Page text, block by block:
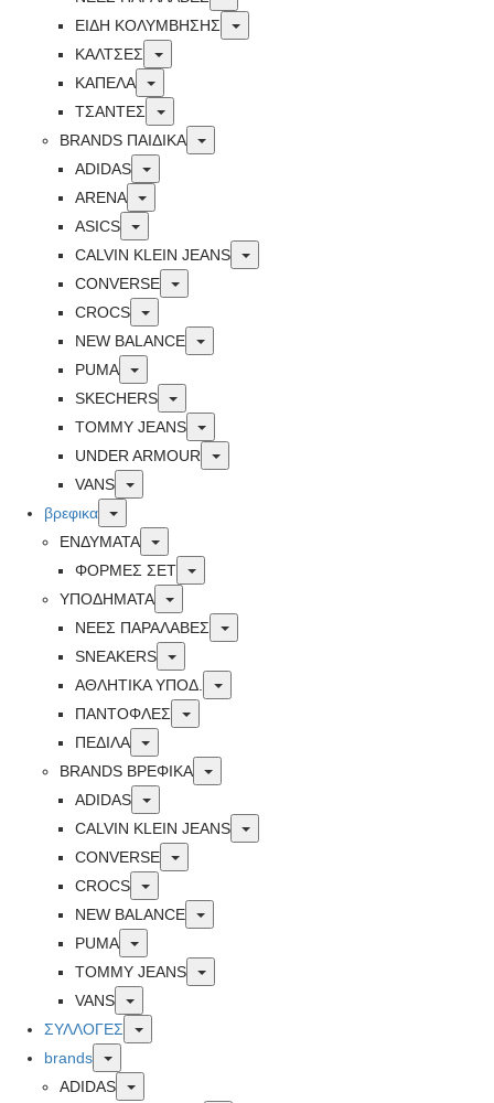
ΕΙΔΗ ΚΟΛΥΜΒΗΣΗΣ
Toggle
ΚΑΛΤΣΕΣ
Toggle
ΚΑΠΕΛΑ
Toggle
ΤΣΑΝΤΕΣ
Toggle
BRANDS ΠΑΙΔΙΚΆ
Toggle
ADIDAS
Toggle
ARENA
Toggle
ASICS
Toggle
CALVIN KLEIN JEANS
Toggle
CONVERSE
Toggle
CROCS
Toggle
NEW BALANCE
Toggle
PUMA
Toggle
SKECHERS
Toggle
TOMMY JEANS
Toggle
UNDER ARMOUR
Toggle
VANS
Toggle
βρεφικα
Toggle
ΕΝΔΥΜΑΤΑ
Toggle
ΦΟΡΜΕΣ ΣΕΤ
Toggle
ΥΠΟΔΗΜΑΤΑ
Toggle
ΝΕΕΣ ΠΑΡΑΛΑΒΕΣ
Toggle
SNEAKERS
Toggle
ΑΘΛΗΤΙΚΑ ΥΠΟΔ.
Toggle
ΠΑΝΤΟΦΛΕΣ
Toggle
ΠΕΔΙΛΑ
Toggle
BRANDS ΒΡΕΦΙΚΆ
Toggle
ADIDAS
Toggle
CALVIN KLEIN JEANS
Toggle
CONVERSE
Toggle
CROCS
Toggle
NEW BALANCE
Toggle
PUMA
Toggle
TOMMY JEANS
Toggle
VANS
Toggle
ΣΥΛΛΟΓΕΣ
Toggle
brands
Toggle
ADIDAS
Toggle